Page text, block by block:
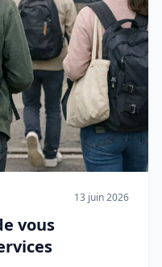
13 juin 2026
vous